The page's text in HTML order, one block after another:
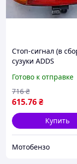
Стоп-сигнал (в
сузуки ADDS
Готово к отправке
615.76₴
716 ₴
Купить
Мотобензо